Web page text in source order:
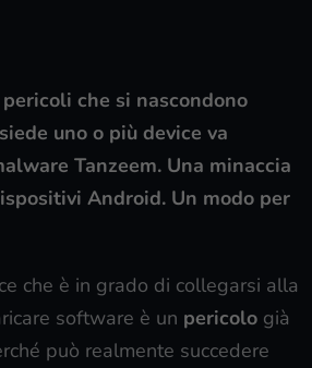
che si nascondono
uno o più device va
Tanzeem. Una minaccia
Android. Un modo per
che è in grado di collegarsi alla
software è un pericolo già
può realmente succedere